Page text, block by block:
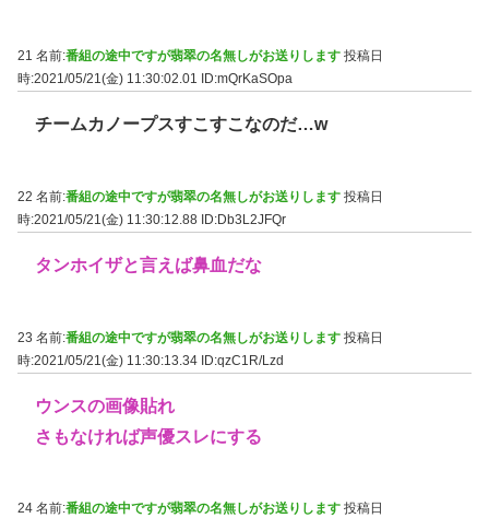
21 名前:番組の途中ですが翡翠の名無しがお送りします 投稿日
時:2021/05/21(金) 11:30:02.01
ID:mQrKaSOpa
チームカノープスすこすこなのだ…w
22 名前:番組の途中ですが翡翠の名無しがお送りします 投稿日
時:2021/05/21(金) 11:30:12.88 ID:Db3L2JFQr
タンホイザと言えば鼻血だな
23 名前:番組の途中ですが翡翠の名無しがお送りします 投稿日
時:2021/05/21(金) 11:30:13.34 ID:qzC1R/Lzd
ウンスの画像貼れ
さもなければ声優スレにする
24 名前:番組の途中ですが翡翠の名無しがお送りします 投稿日